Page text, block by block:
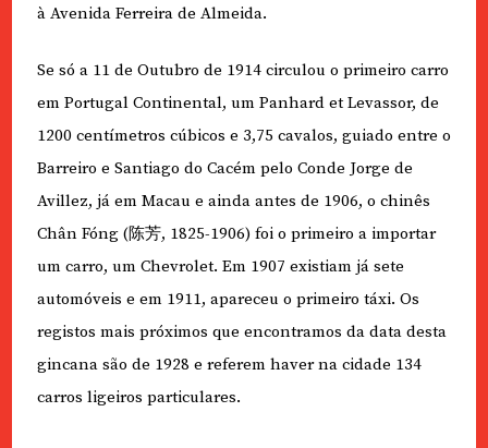
à Avenida Ferreira de Almeida.
Se só a 11 de Outubro de 1914 circulou o primeiro carro
em Portugal Continental, um Panhard et Levassor, de
1200 centímetros cúbicos e 3,75 cavalos, guiado entre o
Barreiro e Santiago do Cacém pelo Conde Jorge de
Avillez, já em Macau e ainda antes de 1906, o chinês
Chân Fóng (陈芳, 1825-1906) foi o primeiro a importar
um carro, um Chevrolet. Em 1907 existiam já sete
automóveis e em 1911, apareceu o primeiro táxi. Os
registos mais próximos que encontramos da data desta
gincana são de 1928 e referem haver na cidade 134
carros ligeiros particulares.